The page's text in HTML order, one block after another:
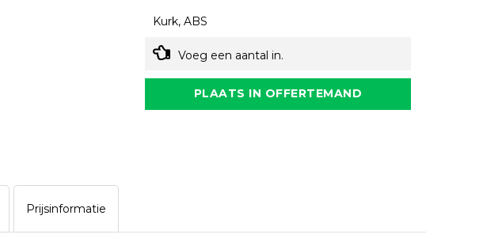
Kurk, ABS
Voeg een aantal in.
PLAATS IN OFFERTEMAND
Prijsinformatie